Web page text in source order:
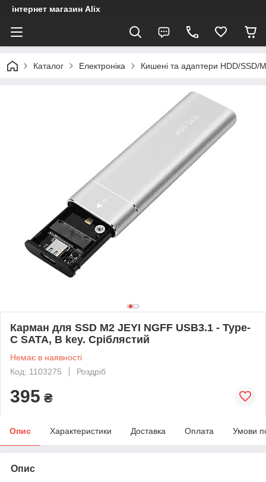
інтернет магазин Alix
Каталог Електроніка Кишені та адаптери HDD/SSD/
Карман для SSD M2 JEYI NGFF USB3.1 - Type-
C SATA, B key. Сріблястий
Немає в наявності
Код: 1103275
Роздріб
395 ₴
Опис Характеристики Доставка Оплата Умови
Опис